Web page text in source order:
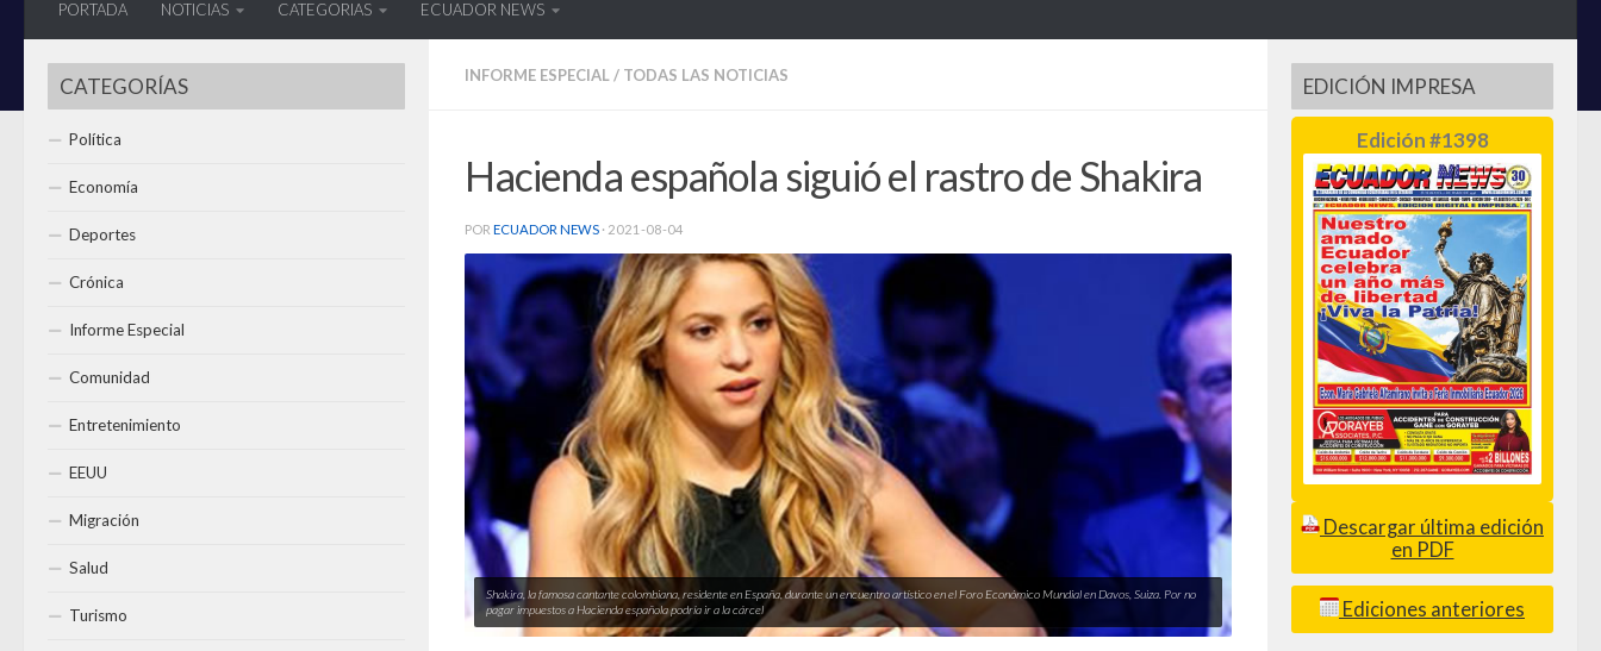
PORTADA NOTICIAS CATEGORIAS ECUADOR NEWS
INFORME ESPECIAL / TODAS LAS NOTICIAS
Hacienda española siguió el rastro de Shakira
POR ECUADOR NEWS · 2021-08-04
Shakira, la famosa cantante colombiana, residente en España, durante un encuentro artístico en el Foro Económico Mundial en Davos, Suiza. Por no
pagar impuestos a Hacienda española podría ir a la cárcel
CATEGORÍAS
Política
Economía
Deportes
Crónica
Informe Especial
Comunidad
Entretenimiento
EEUU
Migración
Salud
Turismo
EDICIÓN IMPRESA
Edición #1398
Descargar última edición
en PDF
Ediciones anteriores